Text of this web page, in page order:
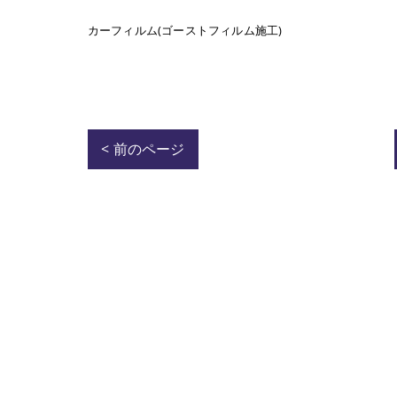
カーフィルム(ゴーストフィルム施工)
< 前のページ